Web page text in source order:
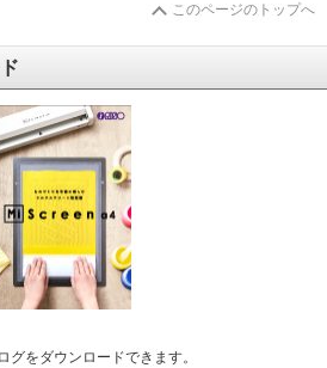
このページのトップへ
グをダウンロードできます。